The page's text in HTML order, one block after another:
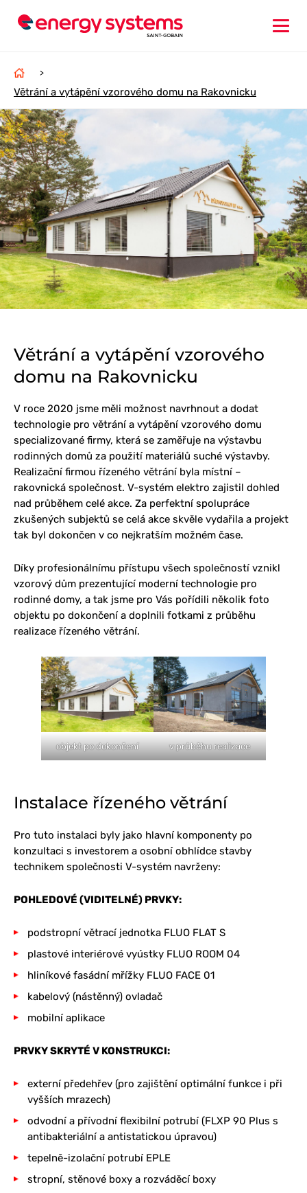
>
Větrání a vytápění vzorového domu na Rakovnicku
Větrání a vytápění vzorového
domu na Rakovnicku
V roce 2020 jsme měli možnost navrhnout a dodat
technologie pro větrání a vytápění vzorového domu
specializované firmy, která se zaměřuje na výstavbu
rodinných domů za použití materiálů suché výstavby.
Realizační firmou řízeného větrání byla místní –
rakovnická společnost. V-systém elektro zajistil dohled
nad průběhem celé akce. Za perfektní spolupráce
zkušených subjektů se celá akce skvěle vydařila a projekt
tak byl dokončen v co nejkratším možném čase.
Díky profesionálnímu přístupu všech společností vznikl
vzorový dům prezentující moderní technologie pro
rodinné domy, a tak jsme pro Vás pořídili několik foto
objektu po dokončení a doplnili fotkami z průběhu
realizace řízeného větrání.
objekt po dokončení v průběhu realizace
Instalace řízeného větrání
Pro tuto instalaci byly jako hlavní komponenty po
konzultaci s investorem a osobní obhlídce stavby
technikem společnosti V-systém navrženy:
POHLEDOVÉ (VIDITELNÉ) PRVKY:
podstropní větrací jednotka FLUO FLAT S
plastové interiérové vyústky FLUO ROOM 04
hliníkové fasádní mřížky FLUO FACE 01
kabelový (nástěnný) ovladač
mobilní aplikace
PRVKY SKRYTÉ V KONSTRUKCI:
externí předehřev (pro zajištění optimální funkce i při
vyšších mrazech)
odvodní a přívodní flexibilní potrubí (FLXP 90 Plus s
antibakteriální a antistatickou úpravou)
tepelně-izolační potrubí EPLE
stropní, stěnové boxy a rozváděcí boxy